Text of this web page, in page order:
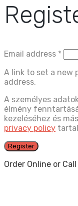
Email address *
A link to set a new
address.
A személyes
élmény
kezeléséhez és
privacy policy
Register
Order Online or Call